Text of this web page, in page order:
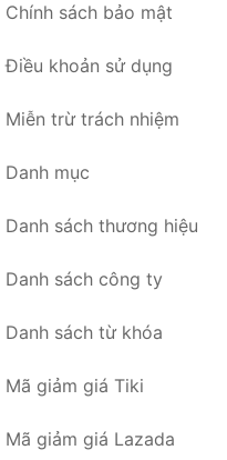
Chính sách bảo mật
Điều khoản sử dụng
Miễn trừ trách nhiệm
Danh mục
Danh sách thương hiệu
Danh sách công ty
Danh sách từ khóa
Mã giảm giá Tiki
Mã giảm giá Lazada